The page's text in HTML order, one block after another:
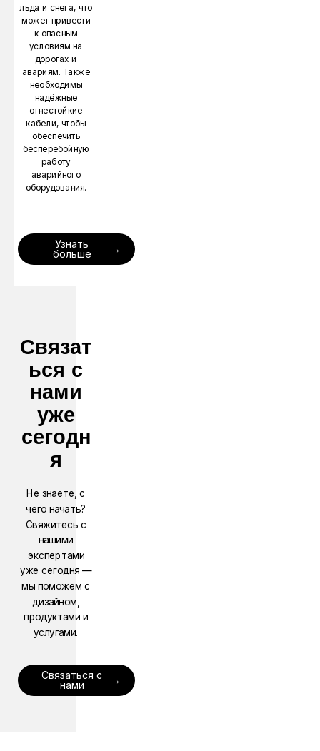
льда и снега, что
может привести
к опасным
условиям на
дорогах и
авариям. Также
необходимы
надёжные
огнестойкие
кабели, чтобы
обеспечить
бесперебойную
работу
аварийного
оборудования.
Узнать
больше
Связат
ься с
нами
уже
сегодн
я
Не знаете, с
чего начать?
Свяжитесь с
нашими
экспертами
уже сегодня —
мы поможем с
дизайном,
продуктами и
услугами.
Связаться с
нами